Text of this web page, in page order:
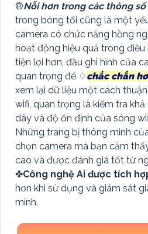
®️Nỗi hơn trong các thông số
trong bóng tối cũng là một
camera có chức năng hồng
hoạt động hiệu quả trong điều
tiện lợi hơn, đầu ghi hình của
quan trọng để ♢chắc chắn
xem lại dữ liệu một cách
wifi, quan trọng là kiểm tra
dây và độ ổn định của sóng
Những trang bị thông minh
chọn camera mà bạn cảm
cao và được đánh giá tốt từ
✤Công nghệ Ai được tích
hơn khi sử dụng và giám sát
mình.